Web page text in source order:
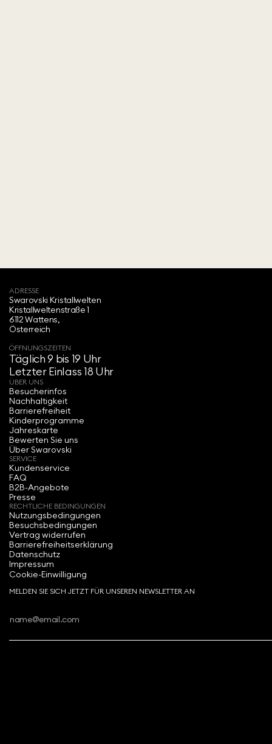
ADRESSE
Swarovski Kristallwelten‍
Kristallweltenstraße 1
6112 Wattens,
Österreich
ÖFFNUNGSZEITEN
Täglich 9 bis 19 Uhr
Letzter Einlass 18 Uhr
ÜBER UNS
Besucherinfos
Nachhaltigkeit
Barrierefreiheit
Kinderprogramme
Jahreskarte
Bewerten Sie uns
Über Swarovski
SERVICE
Kundenservice
FAQ
B2B-Angebote
Presse
RECHTLICHE BEDINGUNGEN
Nutzungsbedingungen
Besuchsbedingungen
Vertrag widerrufen
Barrierefreiheitserklärung
Datenschutz
Impressum
Cookie-Einwilligung
MELDEN SIE SICH JETZT FÜR UNSEREN NEWSLETTER AN